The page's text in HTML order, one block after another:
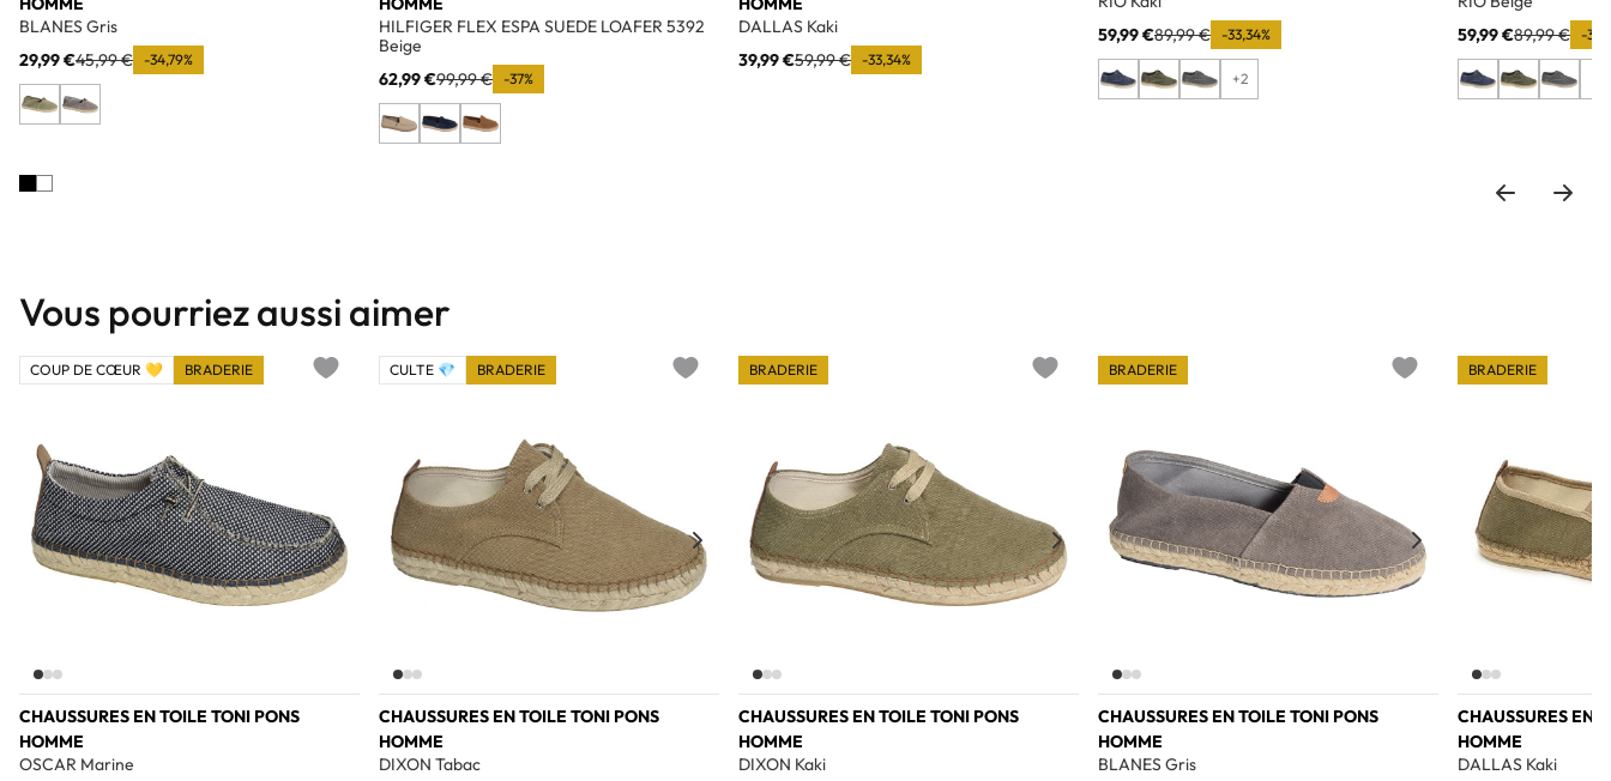
BLANES Gris
29,99 €45,99 € -34,79%
HILFIGER FLEX ESPA SUEDE LOAFER 5392
Beige
62,99 €99,99 € -37%
DALLAS Kaki
39,99 €59,99 € -33,34%
59,99 €89,99 € -33,34%
+2
59,99 €89,99 € -
Vous pourriez aussi aimer
CHAUSSURES EN TOILE TONI PONS
HOMME
OSCAR Marine
COUP DE CŒUR 💛 BRADERIE
CHAUSSURES EN TOILE TONI PONS
HOMME
DIXON Tabac
CULTE 💎 BRADERIE
CHAUSSURES EN TOILE TONI PONS
HOMME
DIXON Kaki
BRADERIE
CHAUSSURES EN TOILE TONI PONS
HOMME
BLANES Gris
BRADERIE
CHAUSSURES EN
HOMME
DALLAS Kaki
BRADERIE